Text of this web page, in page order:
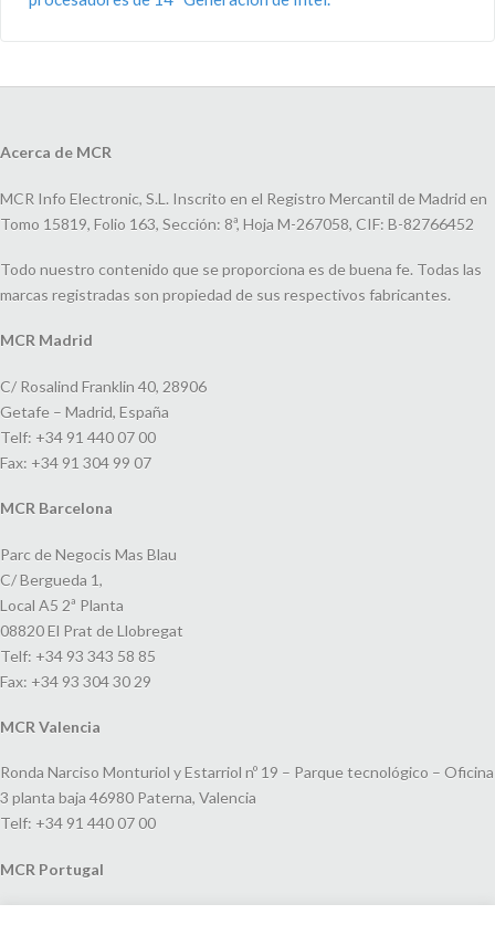
Acerca de MCR
MCR Info Electronic, S.L. Inscrito en el Registro Mercantil de Madrid en
Tomo 15819, Folio 163, Sección: 8ª, Hoja M-267058, CIF: B-82766452
Todo nuestro contenido que se proporciona es de buena fe. Todas las
marcas registradas son propiedad de sus respectivos fabricantes.
MCR Madrid
C/ Rosalind Franklin 40, 28906
Getafe – Madrid, España
Telf: +34 91 440 07 00
Fax: +34 91 304 99 07
MCR Barcelona
Parc de Negocis Mas Blau
C/ Bergueda 1,
Local A5 2ª Planta
08820 El Prat de Llobregat
Telf: +34 93 343 58 85
Fax: +34 93 304 30 29
MCR Valencia
Ronda Narciso Monturiol y Estarriol nº 19 – Parque tecnológico – Oficina
3 planta baja 46980 Paterna, Valencia
Telf: +34 91 440 07 00
MCR Portugal